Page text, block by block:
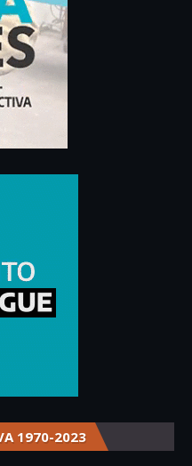
1970-2023